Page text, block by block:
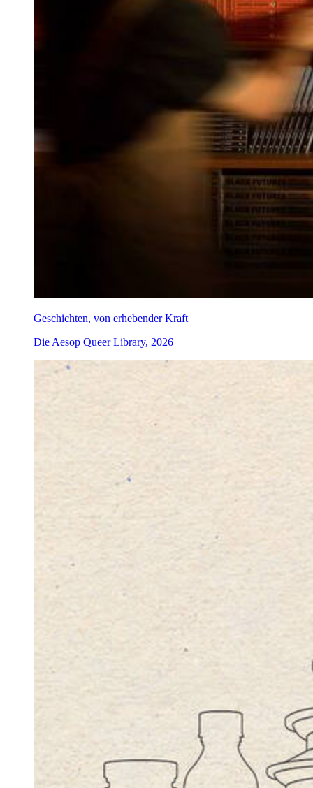
Geschichten, von erhebender Kraft
Die Aesop Queer Library, 2026